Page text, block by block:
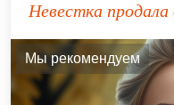
Невестка
Мы рекомендуем